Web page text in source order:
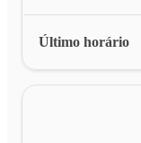
Último horário